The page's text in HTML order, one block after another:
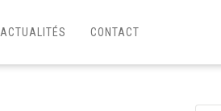
ACTUALITÉS CONTACT